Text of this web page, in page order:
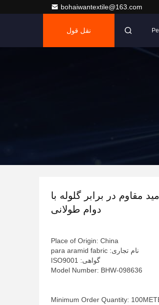
bohaiwantextile@163.com
نقل قول
مقاوم در برابر گلوله با
دوام طولانی
Place of Origin: China
نام تجاری: para aramid fabric
گواهی: ISO9001
Model Number: BHW-098636
Minimum Order Quantity: